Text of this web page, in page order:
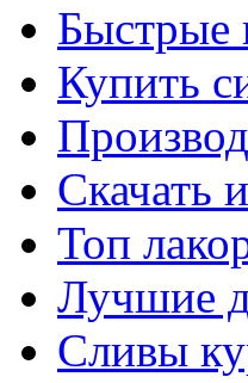
Быстрые
Купить
Скачать
Топ
Лучшие
Сливы